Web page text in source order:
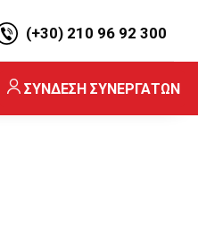
(+30) 210 96 92 300
ΣΥΝΔΕΣΗ ΣΥΝΕΡΓΑΤΩΝ